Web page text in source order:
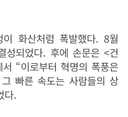
화산처럼 폭발했다. 8월
성되었다. 후에 손문은 <건
“이로부터 혁명의 폭풍은
빠른 속도는 사람들의 상
다.